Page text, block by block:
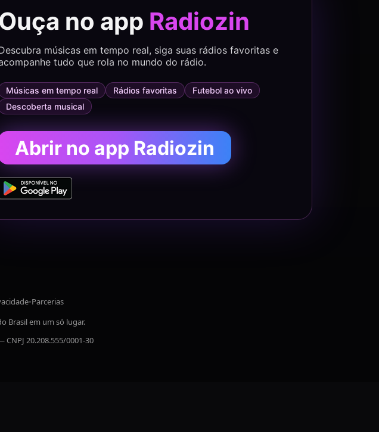
Ouça no app Radiozin
músicas em tempo real, siga suas rádios favoritas e
tudo que rola no mundo do rádio.
Músicas em tempo real Rádios favoritas
Futebol ao vivo
Descoberta musical
Abrir no app Radiozin
•Parcerias
Brasil em um só lugar.
CNPJ 20.208.555/0001-30